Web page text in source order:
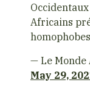
Africains
— Le Monde
May 29,